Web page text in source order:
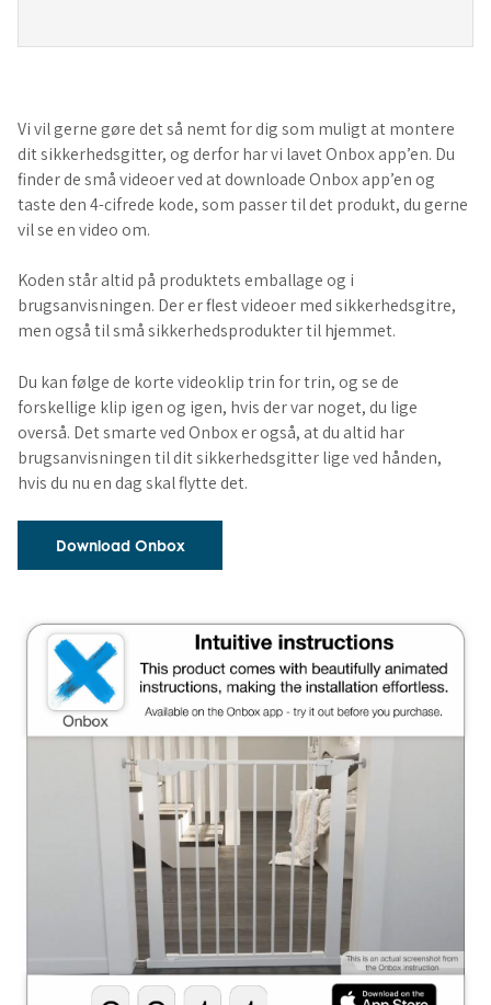
Vi vil gerne gøre det så nemt for dig som muligt at montere
dit sikkerhedsgitter, og derfor har vi lavet Onbox app’en. Du
finder de små videoer ved at downloade Onbox app’en og
taste den 4-cifrede kode, som passer til det produkt, du gerne
vil se en video om.
Koden står altid på produktets emballage og i
brugsanvisningen. Der er flest videoer med sikkerhedsgitre,
men også til små sikkerhedsprodukter til hjemmet.
Du kan følge de korte videoklip trin for trin, og se de
forskellige klip igen og igen, hvis der var noget, du lige
overså. Det smarte ved Onbox er også, at du altid har
brugsanvisningen til dit sikkerhedsgitter lige ved hånden,
hvis du nu en dag skal flytte det.
Download Onbox